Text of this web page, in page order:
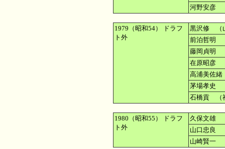
河野安彦
1979（昭和54） ドラフ
ト外
黒沢修 （
前泊哲明
藤岡貞明
在原昭彦
高浦美佐
茅場孝史
石橋貢 （
1980（昭和55） ドラフ
ト外
久保文雄
山口忠良
山崎賢一